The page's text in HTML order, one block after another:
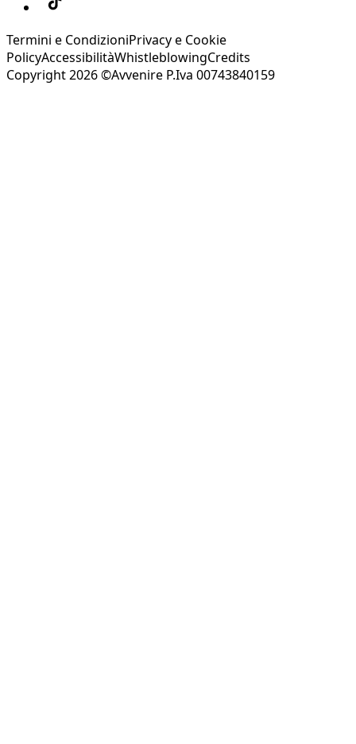
Termini e CondizioniPrivacy e Cookie
PolicyAccessibilitàWhistleblowingCredits
Copyright 2026 ©Avvenire P.Iva 00743840159